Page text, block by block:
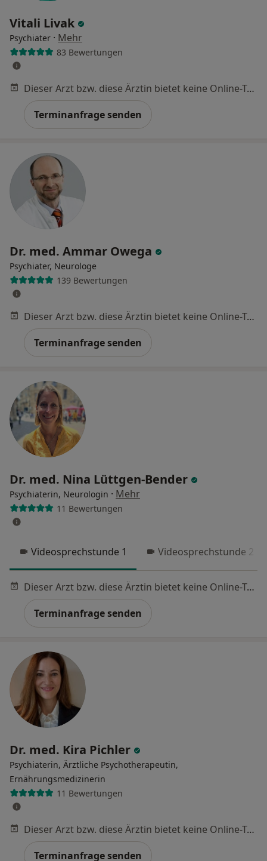
Vitali Livak
Psychiater · Mehr
83 Bewertungen
Dieser Arzt bzw. diese Ärztin bietet keine Online-Terminbuchung an diesem Standort an.
Terminanfrage senden
Dr. med. Ammar Owega
Psychiater, Neurologe
139 Bewertungen
Dieser Arzt bzw. diese Ärztin bietet keine Online-Terminbuchung an diesem Standort an.
Terminanfrage senden
Dr. med. Nina Lüttgen-Bender
Psychiaterin, Neurologin · Mehr
11 Bewertungen
Videosprechstunde 1 Videosprechstunde 2
Dieser Arzt bzw. diese Ärztin bietet keine Online-Terminbuchung an diesem Standort an.
Terminanfrage senden
Dr. med. Kira Pichler
Psychiaterin, Ärztliche Psychotherapeutin,
Ernährungsmedizinerin
11 Bewertungen
Dieser Arzt bzw. diese Ärztin bietet keine Online-Terminbuchung an diesem Standort an.
Terminanfrage senden